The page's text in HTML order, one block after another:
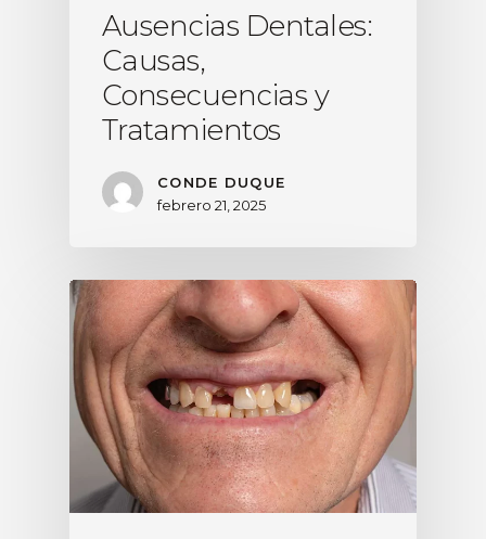
Ausencias Dentales:
Causas,
Consecuencias y
Tratamientos
CONDE DUQUE
febrero 21, 2025